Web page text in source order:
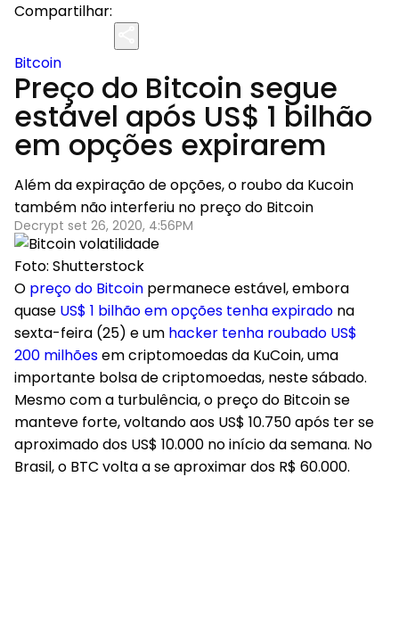
Compartilhar:
Bitcoin
Preço do Bitcoin segue
estável após US$ 1 bilhão
em opções expirarem
Além da expiração de opções, o roubo da Kucoin
também não interferiu no preço do Bitcoin
Decrypt set 26, 2020, 4:56PM
Foto: Shutterstock
O preço do Bitcoin permanece estável, embora
quase US$ 1 bilhão em opções tenha expirado na
sexta-feira (25) e um hacker tenha roubado US$
200 milhõesem criptomoedas da KuCoin, uma
importante bolsa de criptomoedas, neste sábado.
Mesmo com a turbulência, o preço do Bitcoin se
manteve forte, voltando aos US$ 10.750 após ter se
aproximado dos US$ 10.000 no início da semana. No
Brasil, o BTC volta a se aproximar dos R$ 60.000.